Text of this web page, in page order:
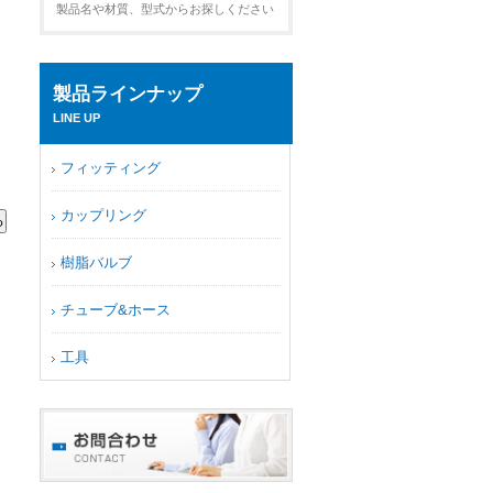
製品名や材質、型式からお探しください
製品ラインナップ
LINE UP
フィッティング
カップリング
樹脂バルブ
チューブ&ホース
工具